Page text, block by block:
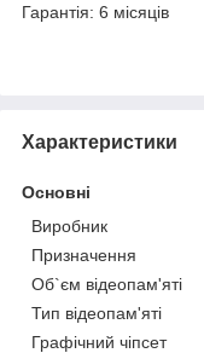
Гарантія: 6 місяців
Характеристики
Основні
Виробник
Призначення
Об`єм відеопам'яті
Тип відеопам'яті
Графічний чіпсет